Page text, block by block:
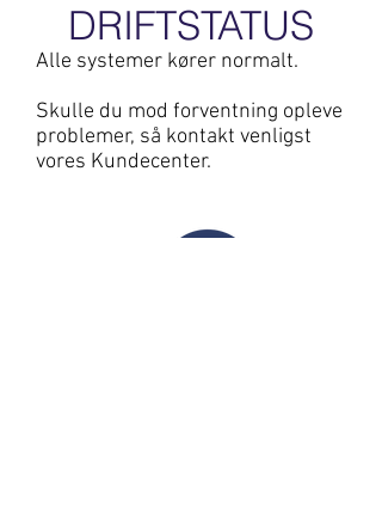
DRIFTSTATUS
Alle systemer kører normalt.
Skulle du mod forventning opleve
problemer, så kontakt venligst
vores Kundecenter.